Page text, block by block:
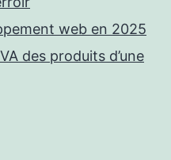
web en 2025
des produits d’une